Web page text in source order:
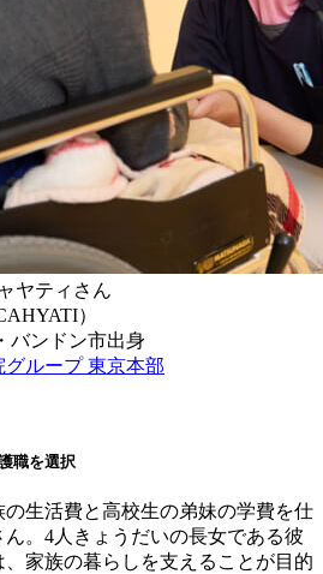
ヤティさん
）
バンドン市出身
ループ 東京本部
職を選択
の生活費と高校生の弟妹の学費を仕
。4人きょうだいの長女である彼
家族の暮らしを支えることが目的